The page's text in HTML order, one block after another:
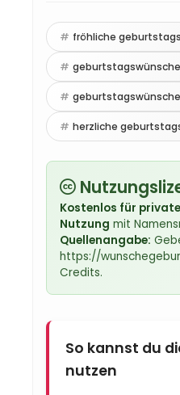
fröhliche
herzliche
Kostenlos für
Nutzung mit
Quellenangabe:
https://
Credits.
So kannst du
nutzen